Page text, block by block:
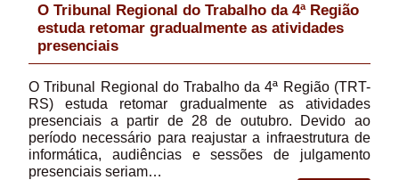
O Tribunal Regional do Trabalho da 4ª Região
estuda retomar gradualmente as atividades
presenciais
O Tribunal Regional do Trabalho da 4ª Região (TRT-
RS) estuda retomar gradualmente as atividades
presenciais a partir de 28 de outubro. Devido ao
período necessário para reajustar a infraestrutura de
informática, audiências e sessões de julgamento
presenciais seriam…